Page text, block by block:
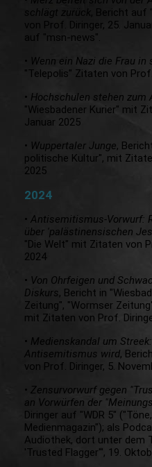
schlägt zurück
, Bericht
von Prof. Diringer, 25.
auf "msn-news".
• Wenn ein Nazi die Frau
"Telepolis" Zitaten von
• Hochschulen stehen zum
"Wiesbadener Kurier" mit
Januar 2025
• Wuppertaler Junge,
politische Kultur", mit
2025
2024
• Antisemitismus-Vorwurf:
über 'palästinensischen
"Die Welt" mit Zitaten von
2024
• Von Ohrfeigen und
Diskurs, Bericht in
Zeitung", "Wormser
mit Zitaten von Prof.
• Medienskandal um
Antisemitismus wird,
von Prof. Diringer, 5.
• Zensurvorwurf gegen
an Vorwürfen der
Diringer auf "WDR 5"
Medienmagazin"); als
Audiothek, dort unter dem
'Trusted Flagger'", 19.